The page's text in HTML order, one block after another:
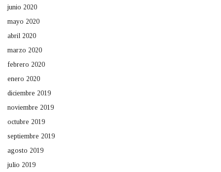
junio 2020
mayo 2020
abril 2020
marzo 2020
febrero 2020
enero 2020
diciembre 2019
noviembre 2019
octubre 2019
septiembre 2019
agosto 2019
julio 2019